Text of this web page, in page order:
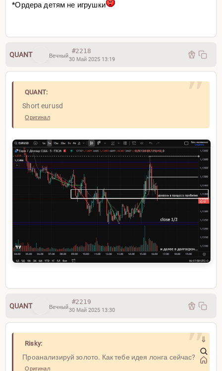
2014г
*Ордера детям не игрушки
QUANT Вечный
#2218
30 Май 2025 13:19
QUANT:
Short eurusd
Оригинал
QUANT Вечный
#2219
30 Май 2025 13:30
Risky:
Проанализируй золото. Как тебе идея лонга сейчас?
Оригинал
⇓